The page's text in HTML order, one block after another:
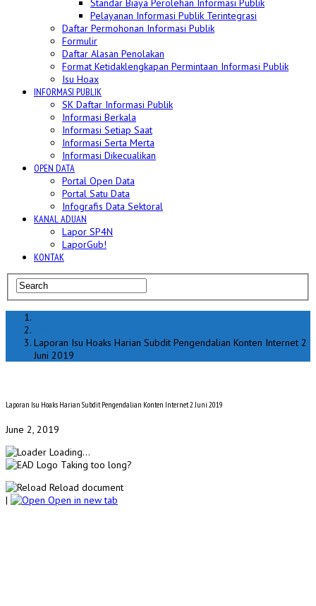
Standar Biaya Perolehan Informasi Publik
Pelayanan Informasi Publik Terintegrasi
Daftar Permohonan Informasi Publik
Formulir
Daftar Alasan Penolakan
Format Ketidaklengkapan Permintaan Informasi Publik
Isu Hoax
INFORMASI PUBLIK
SK Daftar Informasi Publik
Informasi Berkala
Informasi Setiap Saat
Informasi Serta Merta
Informasi Dikecualikan
OPEN DATA
Portal Open Data
Portal Satu Data
Infografis Data Sektoral
KANAL ADUAN
Lapor SP4N
LaporGub!
KONTAK
Laporan Isu Hoaks Harian Subdit Pengendalian Konten Internet 2
Juni 2019
Laporan Isu Hoaks Harian Subdit Pengendalian Konten Internet 2 Juni 2019
June 2, 2019
Loading...
Taking too long?
Reload document
|
Open in new tab